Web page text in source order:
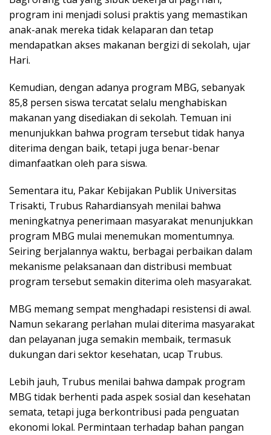
program ini menjadi solusi praktis yang memastikan
anak-anak mereka tidak kelaparan dan tetap
mendapatkan akses makanan bergizi di sekolah, ujar
Hari.
Kemudian, dengan adanya program MBG, sebanyak
85,8 persen siswa tercatat selalu menghabiskan
makanan yang disediakan di sekolah. Temuan ini
menunjukkan bahwa program tersebut tidak hanya
diterima dengan baik, tetapi juga benar-benar
dimanfaatkan oleh para siswa.
Sementara itu, Pakar Kebijakan Publik Universitas
Trisakti, Trubus Rahardiansyah menilai bahwa
meningkatnya penerimaan masyarakat menunjukkan
program MBG mulai menemukan momentumnya.
Seiring berjalannya waktu, berbagai perbaikan dalam
mekanisme pelaksanaan dan distribusi membuat
program tersebut semakin diterima oleh masyarakat.
MBG memang sempat menghadapi resistensi di awal.
Namun sekarang perlahan mulai diterima masyarakat
dan pelayanan juga semakin membaik, termasuk
dukungan dari sektor kesehatan, ucap Trubus.
Lebih jauh, Trubus menilai bahwa dampak program
MBG tidak berhenti pada aspek sosial dan kesehatan
semata, tetapi juga berkontribusi pada penguatan
ekonomi lokal. Permintaan terhadap bahan pangan